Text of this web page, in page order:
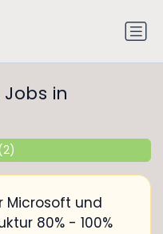
in
Microsoft und
80% - 100%